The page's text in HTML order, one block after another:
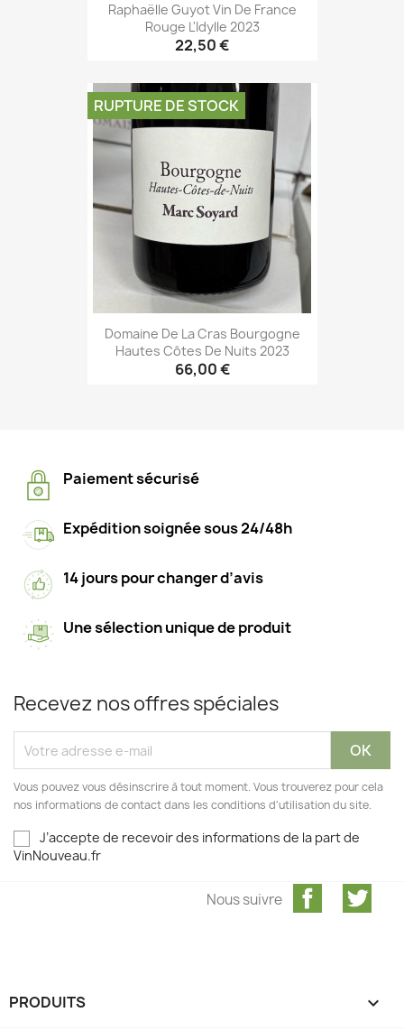
Raphaëlle Guyot Vin De France
Rouge L'Idylle 2023
22,50 €
Domaine De La Cras Bourgogne
Hautes Côtes De Nuits 2023
66,00 €
RUPTURE DE STOCK
Paiement sécurisé
Expédition soignée sous 24/48h
14 jours pour changer d’avis
Une sélection unique de produit
Recevez nos offres spéciales
Vous pouvez vous désinscrire à tout moment. Vous trouverez pour cela
nos informations de contact dans les conditions d'utilisation du site.
J’accepte de recevoir des informations de la part de
VinNouveau.fr
Facebook
Nous suivre
PRODUITS 